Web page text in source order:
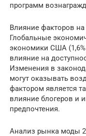
программ
Влияние факторов
Глобальные
экономики США (1,6%
влияние на
Изменения в
могут оказывать
фактором является
влияние блогеров и
предпочтения.
Анализ рынка моды